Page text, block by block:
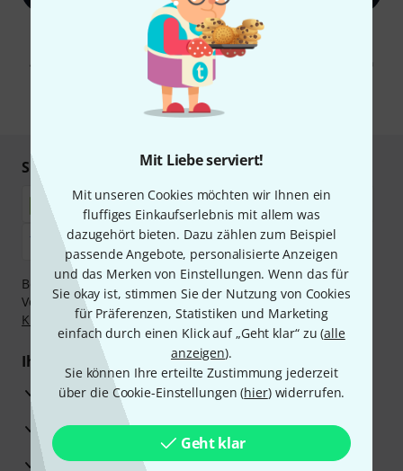
Mit Liebe serviert!
Mit unseren Cookies möchten wir Ihnen ein
fluffiges Einkaufserlebnis mit allem was
dazugehört bieten. Dazu zählen zum Beispiel
passende Angebote, personalisierte Anzeigen
und das Merken von Einstellungen. Wenn das für
Sie okay ist, stimmen Sie der Nutzung von Cookies
für Präferenzen, Statistiken und Marketing
einfach durch einen Klick auf „Geht klar“ zu (alle
anzeigen).
Sie können Ihre erteilte Zustimmung jederzeit
über die Cookie-Einstellungen (hier) widerrufen.
Geht klar
Mit Klick auf „Jetzt anmelden“ stimmen Sie dem Erhalt von E-Mail-
Werbung und einer Messung des E-Mail-Nutzungsverhaltens zu. Die
Abmeldung ist jederzeit möglich. Weitere Informationen finden Sie in
unseren
Datenschutzhinweisen
* Pflichtfeld
Sicher einkaufen & bezahlen
Bezahlen Sie vertraulich und sicher per Nachnahme,
Vorkasse, PayPal, Amazon Pay,Klarna Sofort bezahlen,
Klarna Ratenzahlungoder Kreditkarte.
Ihre Vorteile
3 Jahre Thomann Garantie
30 Tage Money-Back-Garantie
Reparaturservice